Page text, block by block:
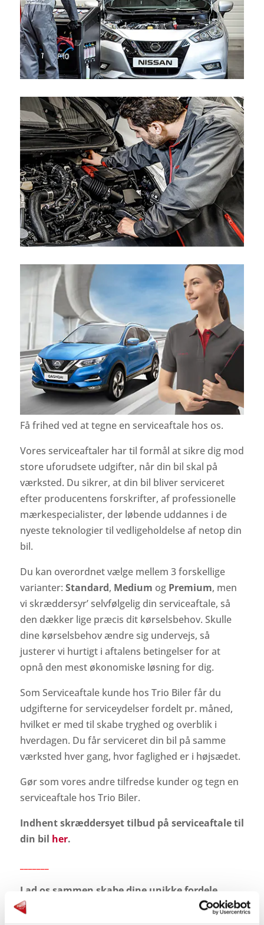
Få frihed ved at tegne en serviceaftale hos os.
Vores serviceaftaler har til formål at sikre dig mod
store uforudsete udgifter, når din bil skal på
værksted. Du sikrer, at din bil bliver serviceret
efter producentens forskrifter, af professionelle
mærkespecialister, der løbende uddannes i de
nyeste teknologier til vedligeholdelse af netop din
bil.
Du kan overordnet vælge mellem 3 forskellige
varianter: Standard, Medium og Premium, men
vi skræddersyr’ selvfølgelig din serviceaftale, så
den dækker lige præcis dit kørselsbehov. Skulle
dine kørselsbehov ændre sig undervejs, så
justerer vi hurtigt i aftalens betingelser for at
opnå den mest økonomiske løsning for dig.
Som Serviceaftale kunde hos Trio Biler får du
udgifterne for serviceydelser fordelt pr. måned,
hvilket er med til skabe tryghed og overblik i
hverdagen. Du får serviceret din bil på samme
værksted hver gang, hvor faglighed er i højsædet.
Gør som vores andre tilfredse kunder og tegn en
serviceaftale hos Trio Biler.
Indhent skræddersyet tilbud på serviceaftale til
din bil her.
Lad os sammen skabe dine unikke fordele
Bliv en del af vores serviceabonnement og få